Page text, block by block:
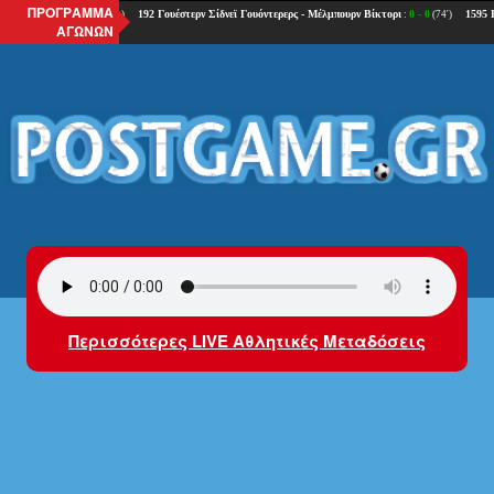
ΠΡΟΓΡΑΜΜΑ
ΑΓΩΝΩΝ
Περισσότερες LIVE Αθλητικές Μεταδόσεις